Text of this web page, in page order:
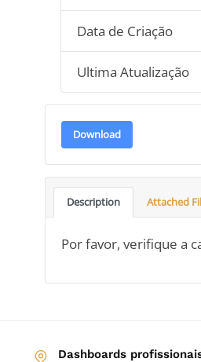
Data de Criação
Ultima Atualização
Download
Description Attached
Por favor, verifique a
Dashboards